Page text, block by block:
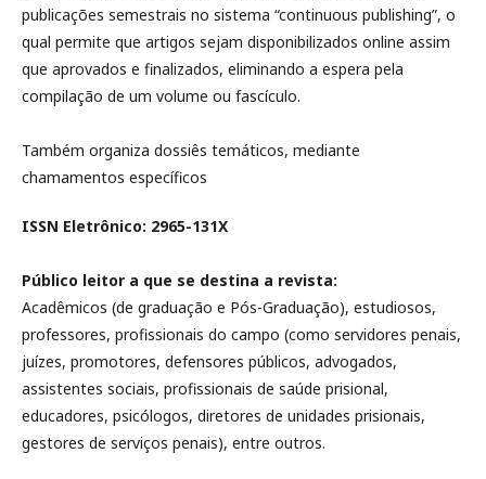
publicações semestrais no sistema “continuous publishing”, o
qual permite que artigos sejam disponibilizados online assim
que aprovados e finalizados, eliminando a espera pela
compilação de um volume ou fascículo.
Também organiza dossiês temáticos, mediante
chamamentos específicos
ISSN Eletrônico: 2965-131X
Público leitor a que se destina a revista:
Acadêmicos (de graduação e Pós-Graduação), estudiosos,
professores, profissionais do campo (como servidores penais,
juízes, promotores, defensores públicos, advogados,
assistentes sociais, profissionais de saúde prisional,
educadores, psicólogos, diretores de unidades prisionais,
gestores de serviços penais), entre outros.